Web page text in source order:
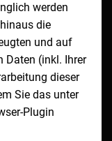
werden
die
und auf
Daten (inkl. Ihrer
dieser
Sie das unter
Plugin